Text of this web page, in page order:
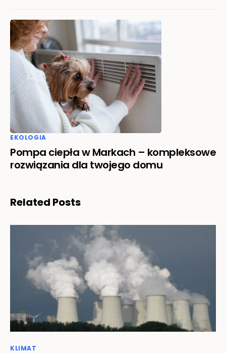
EKOLOGIA
Pompa ciepła w Markach – kompleksowe
rozwiązania dla twojego domu
Related Posts
KLIMAT